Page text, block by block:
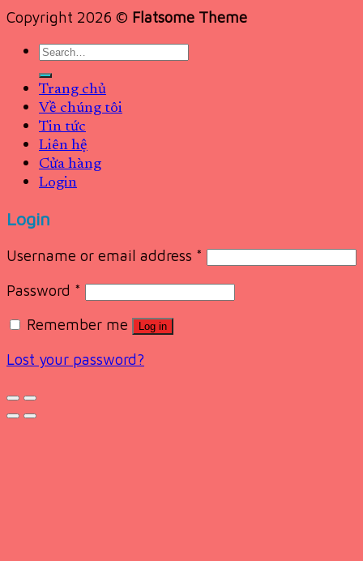
Copyright 2026 © Flatsome Theme
Search
Trang chủ
Về chúng tôi
Tin tức
Liên hệ
Cửa hàng
Login
Login
Username or email address *
Password *
Remember me
Log in
Lost your password?